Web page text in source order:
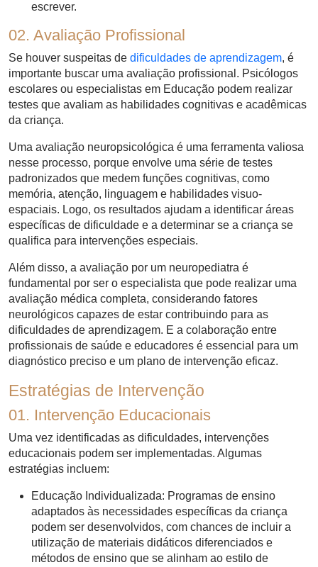
escrever.
02. Avaliação Profissional
Se houver suspeitas de dificuldades de aprendizagem, é
importante buscar uma avaliação profissional. Psicólogos
escolares ou especialistas em Educação podem realizar
testes que avaliam as habilidades cognitivas e acadêmicas
da criança.
Uma avaliação neuropsicológica é uma ferramenta valiosa
nesse processo, porque envolve uma série de testes
padronizados que medem funções cognitivas, como
memória, atenção, linguagem e habilidades visuo-
espaciais. Logo, os resultados ajudam a identificar áreas
específicas de dificuldade e a determinar se a criança se
qualifica para intervenções especiais.
Além disso, a avaliação por um neuropediatra é
fundamental por ser o especialista que pode realizar uma
avaliação médica completa, considerando fatores
neurológicos capazes de estar contribuindo para as
dificuldades de aprendizagem. E a colaboração entre
profissionais de saúde e educadores é essencial para um
diagnóstico preciso e um plano de intervenção eficaz.
Estratégias de Intervenção
01. Intervenção Educacionais
Uma vez identificadas as dificuldades, intervenções
educacionais podem ser implementadas. Algumas
estratégias incluem:
Educação Individualizada: Programas de ensino
adaptados às necessidades específicas da criança
podem ser desenvolvidos, com chances de incluir a
utilização de materiais didáticos diferenciados e
métodos de ensino que se alinham ao estilo de